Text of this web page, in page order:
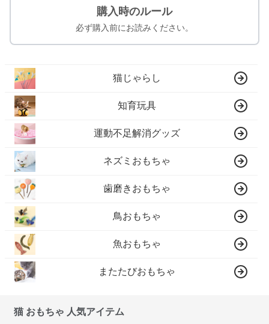
購入時のルール
必ず購入前にお読みください。
猫じゃらし
知育玩具
運動不足解消グッズ
ネズミおもちゃ
歯磨きおもちゃ
鳥おもちゃ
魚おもちゃ
またたびおもちゃ
猫 おもちゃ 人気アイテム